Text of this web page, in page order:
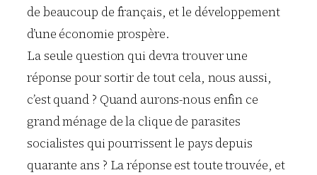
de beaucoup de français, et le développement
d’une économie prospère.
La seule question qui devra trouver une
réponse pour sortir de tout cela, nous aussi,
c’est quand ? Quand aurons-nous enfin ce
grand ménage de la clique de parasites
socialistes qui pourrissent le pays depuis
quarante ans ? La réponse est toute trouvée, et